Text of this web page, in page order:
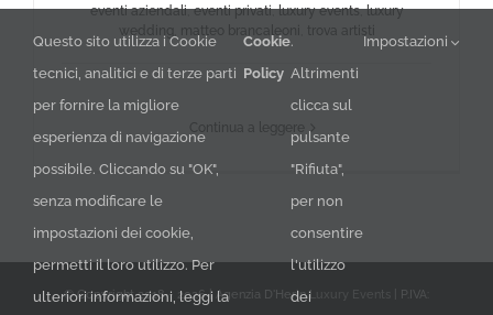
eventi aziendali,eventi privati,luxury events,luxury
wedding
matteo brancaleoni trova artisti
Continua a leggere
© Copyright 2018 - 2026 | Agenzia D'HerinLuxury Events
| P.IVA:
Questo sito utilizza i Cookie
tecnici, analitici e di terze parti
per fornire la migliore
esperienza di navigazione
possibile. Cliccando su "OK",
senza modificare le
impostazioni dei cookie,
permetti il loro utilizzo. Per
ulteriori informazioni, leggi la
Cookie
Policy
.
Altrimenti
clicca sul
pulsante
"Rifiuta",
per non
consentire
l'utilizzo
dei
Impostazioni